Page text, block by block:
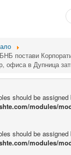
постави
офиса в Дупница
should be
modules/
should be
modules/